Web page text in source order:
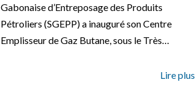
Gabonaise d’Entreposage des Produits
Pétroliers (SGEPP) a inauguré son Centre
Emplisseur de Gaz Butane, sous le Très…